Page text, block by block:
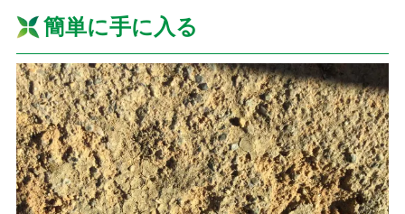
簡単に手に入る